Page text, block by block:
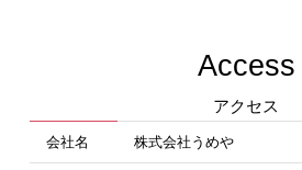
Access
アクセス
会社名 株式会社うめや